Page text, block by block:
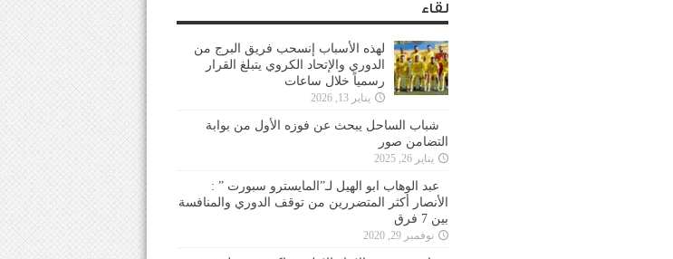
لقاء
لهذه الأسباب إنسحب فريق البرج من
الدوري والإتحاد الكروي يتبلغ القرار
رسمياً خلال ساعات
يناير 13, 2026
شباب الساحل يبحث عن فوزه الأول من بوابة
التضامن صور
يناير 26, 2025
عبد الوهاب ابو الهيل لـ”المايسترو سبورت ” :
الأنصار أكثر المتضررين من توقف الدوري والمنافسة
بين 7 فرق
نوفمبر 29, 2020